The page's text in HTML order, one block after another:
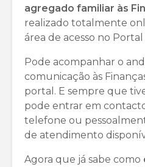
agregado familiar às
realizado totalmente
área de acesso no Portal
Pode acompanhar o
comunicação às
portal. E sempre que
pode entrar em
telefone ou
de atendimento
Agora que já sabe como